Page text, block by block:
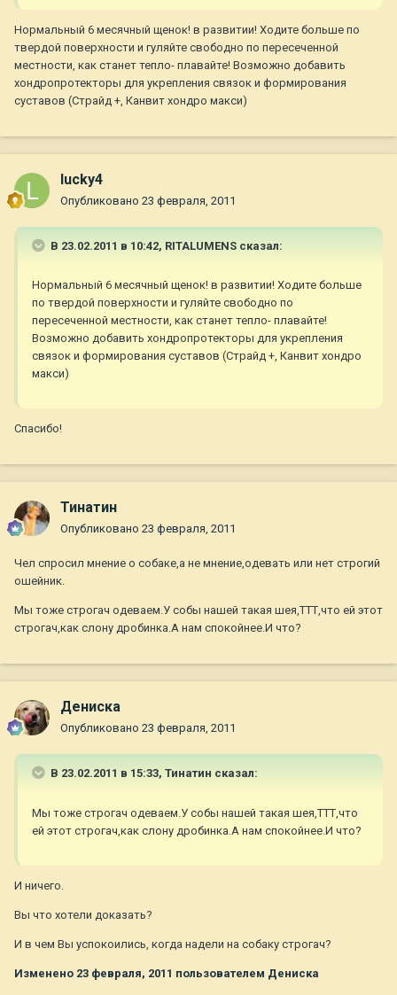
Нормальный 6 месячный щенок! в развитии! Ходите больше по
твердой поверхности и гуляйте свободно по пересеченной
местности, как станет тепло- плавайте! Возможно добавить
хондропротекторы для укрепления связок и формирования
суставов (Страйд +, Канвит хондро макси)
lucky4
Опубликовано 23 февраля, 2011
В 23.02.2011 в 10:42, RITALUMENS сказал:
Нормальный 6 месячный щенок! в развитии! Ходите больше
по твердой поверхности и гуляйте свободно по
пересеченной местности, как станет тепло- плавайте!
Возможно добавить хондропротекторы для укрепления
связок и формирования суставов (Страйд +, Канвит хондро
макси)
Спасибо!
Тинатин
Опубликовано 23 февраля, 2011
Чел спросил мнение о собаке,а не мнение,одевать или нет строгий
ошейник.
Мы тоже строгач одеваем.У собы нашей такая шея,ТТТ,что ей этот
строгач,как слону дробинка.А нам спокойнее.И что?
Дениска
Опубликовано 23 февраля, 2011
В 23.02.2011 в 15:33, Тинатин сказал:
Мы тоже строгач одеваем.У собы нашей такая шея,ТТТ,что
ей этот строгач,как слону дробинка.А нам спокойнее.И что?
И ничего.
Вы что хотели доказать?
И в чем Вы успокоились, когда надели на собаку строгач?
Изменено 23 февраля, 2011 пользователем Дениска